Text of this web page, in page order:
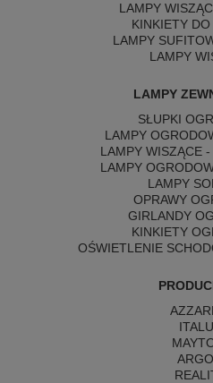
LAMPY
KINKIETY
LAMPY
LAMPY
LAMPY
SŁUPKI
LAMPY
LAMPY WISZĄCE
LAMPY
LAMPY
OPRAWY
GIRLANDY
KINKIETY
OŚWIETLENIE